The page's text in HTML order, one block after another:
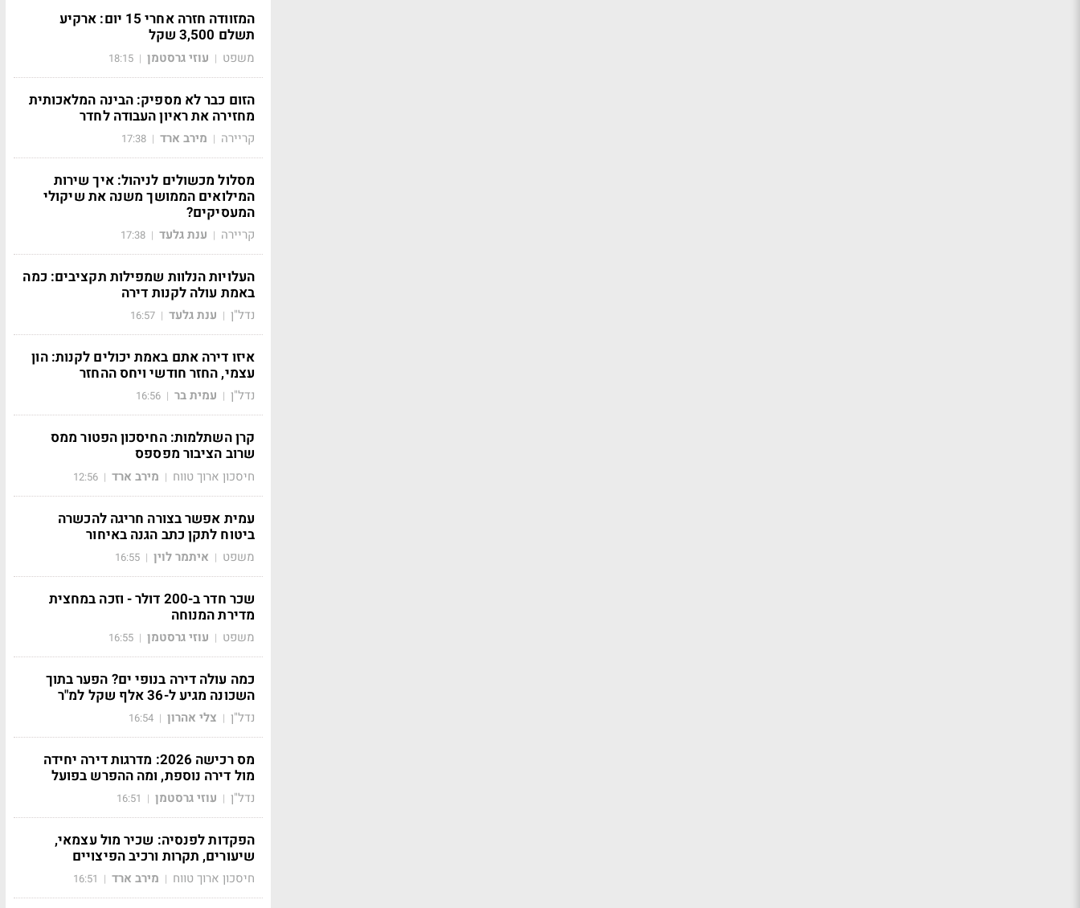
המזוודה חזרה אחרי 15 יום: ארקיע
תשלם 3,500 שקל
משפט | עוזי גרסטמן |
18:15
הזום כבר לא מספיק: הבינה המלאכותית
מחזירה את ראיון העבודה לחדר
קריירה | מירב ארד |
17:38
מסלול מכשולים לניהול: איך שירות
המילואים הממושך משנה את שיקולי
המעסיקים?
קריירה | ענת גלעד |
17:38
העלויות הנלוות שמפילות תקציבים: כמה
באמת עולה לקנות דירה
נדל"ן | ענת גלעד |
16:57
איזו דירה אתם באמת יכולים לקנות: הון
עצמי, החזר חודשי ויחס ההחזר
נדל"ן | עמית בר |
16:56
קרן השתלמות: החיסכון הפטור ממס
שרוב הציבור מפספס
חיסכון ארוך טווח | מירב ארד |
12:56
עמית אפשר בצורה חריגה להכשרה
ביטוח לתקן כתב הגנה באיחור
משפט | איתמר לוין |
16:55
שכר חדר ב-200 דולר - וזכה במחצית
מדירת המנוחה
משפט | עוזי גרסטמן |
16:55
כמה עולה דירה בנופי ים? הפער בתוך
השכונה מגיע ל-36 אלף שקל למ"ר
נדל"ן | צלי אהרון |
16:54
מס רכישה 2026: מדרגות דירה יחידה
מול דירה נוספת, ומה ההפרש בפועל
נדל"ן | עוזי גרסטמן |
16:51
הפקדות לפנסיה: שכיר מול עצמאי,
שיעורים, תקרות ורכיב הפיצויים
חיסכון ארוך טווח | מירב ארד |
16:51